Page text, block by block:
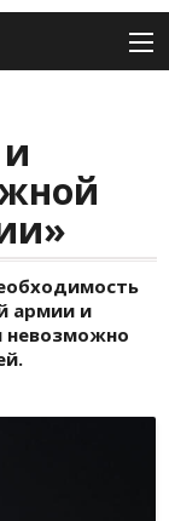
армии и
невозможно